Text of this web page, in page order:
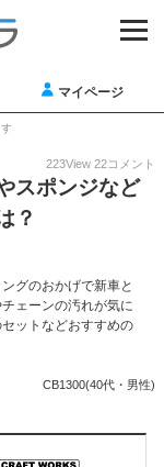
マイページ
223View 22コメント
スポンジなど
？
グのおかげで新車と
ェーンの汚れが気に
ットなどおすすめの
CB1300(40代・男性)